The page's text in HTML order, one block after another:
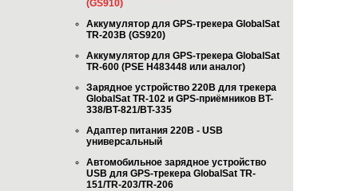
(GS910)
Аккумулятор для GPS-трекера GlobalSat
TR-203B (GS920)
Аккумулятор для GPS-трекера GlobalSat
TR-600 (PSE H483448 или аналог)
Зарядное устройство 220В для трекера
GlobalSat TR-102 и GPS-приёмников BT-
338/BT-821/BT-335
Адаптер питания 220В - USB
универсальный
Автомобильное зарядное устройство
USB для GPS-трекера GlobalSat TR-
151/TR-203/TR-206